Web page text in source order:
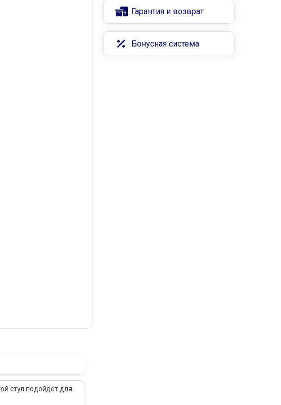
стул подойдёт для
Гарантия и возврат
Бонусная система